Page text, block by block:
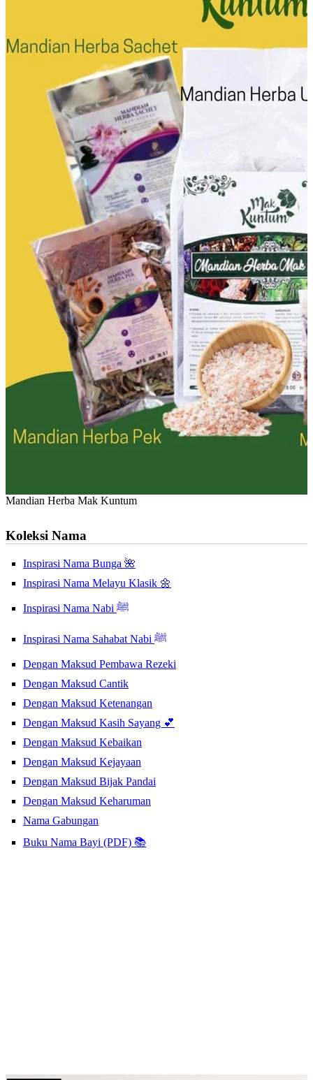
Mandian Herba Mak Kuntum
Koleksi Nama
Inspirasi Nama Bunga 🌺
Inspirasi Nama Melayu Klasik 🌼
Inspirasi Nama Nabi ﷺ
Inspirasi Nama Sahabat Nabi ﷺ
Dengan Maksud Pembawa Rezeki
Dengan Maksud Cantik
Dengan Maksud Ketenangan
Dengan Maksud Kasih Sayang 💕
Dengan Maksud Kebaikan
Dengan Maksud Kejayaan
Dengan Maksud Bijak Pandai
Dengan Maksud Keharuman
Nama Gabungan
Buku Nama Bayi (PDF) 📚